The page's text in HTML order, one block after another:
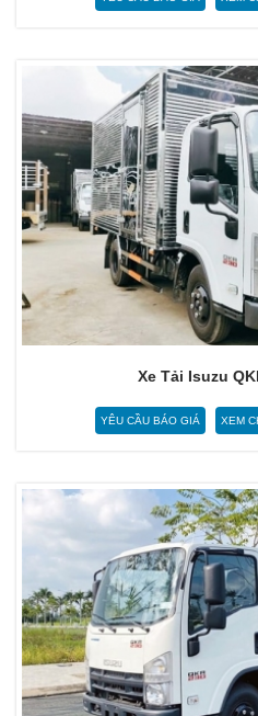
Xe Tải Isuzu
YÊU CẦU BÁO GIÁ XEM